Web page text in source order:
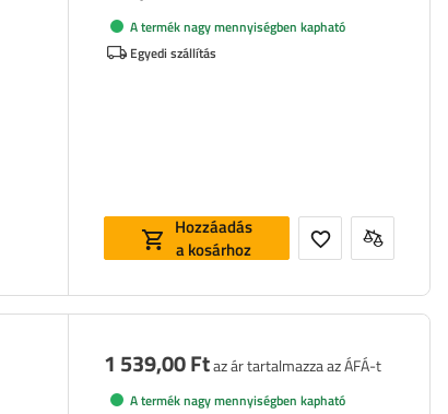
A termék nagy mennyiségben kapható
Egyedi szállítás
Hozzáadás
a kosárhoz
1 539,00 Ftaz ár tartalmazza az ÁFÁ-t
A termék nagy mennyiségben kapható